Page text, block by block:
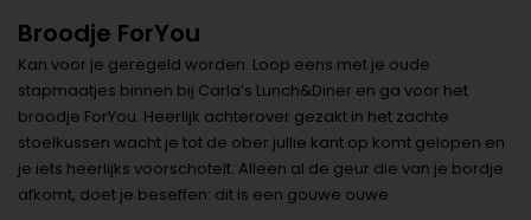
Broodje ForYou
Kan voor je geregeld worden. Loop eens met je oude
stapmaatjes binnen bij Carla’s Lunch&Diner en ga voor het
broodje ForYou. Heerlijk achterover gezakt in het zachte
stoelkussen wacht je tot de ober jullie kant op komt gelopen en
je iets heerlijks voorschotelt. Alleen al de geur die van je bordje
afkomt, doet je beseffen: dit is een gouwe ouwe.